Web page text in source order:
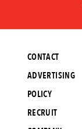
CONTACT
ADVERTISING
POLICY
RECRUIT